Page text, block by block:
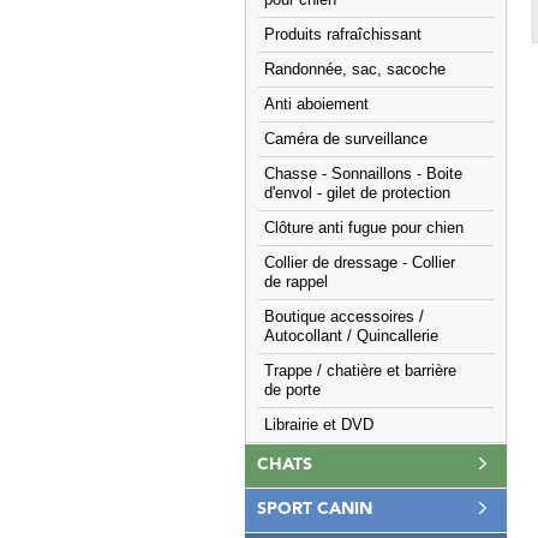
Produits rafraîchissant
Randonnée, sac, sacoche
Anti aboiement
Caméra de surveillance
Chasse - Sonnaillons - Boite
d'envol - gilet de protection
Clôture anti fugue pour chien
Collier de dressage - Collier
de rappel
Boutique accessoires /
Autocollant / Quincallerie
Trappe / chatière et barrière
de porte
Librairie et DVD
CHATS
SPORT CANIN